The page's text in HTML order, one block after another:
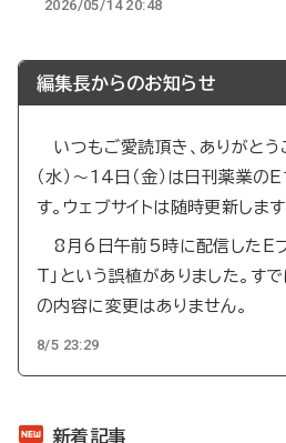
2026/05/14 20:48
編集長からのお知らせ
いつもご愛読頂き、ありがとう
（水）～14日（金）は日刊薬業の
す。ウェブサイトは随時更新します
8月6日午前5時に配信したEブ
T」という誤植がありました。す
の内容に変更はありません。
8/5 23:29
新着記事